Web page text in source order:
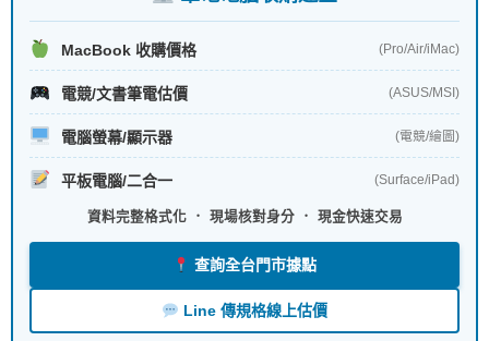
MacBook 收購價格 (Pro/Air/iMac)
電競/文書筆電估價 (ASUS/MSI)
電腦螢幕/顯示器 (電競/繪圖)
平板電腦/二合一 (Surface/iPad)
資料完整格式化 ． 現場核對身分 ． 現金快速交易
查詢全台門市據點
Line 傳規格線上估價